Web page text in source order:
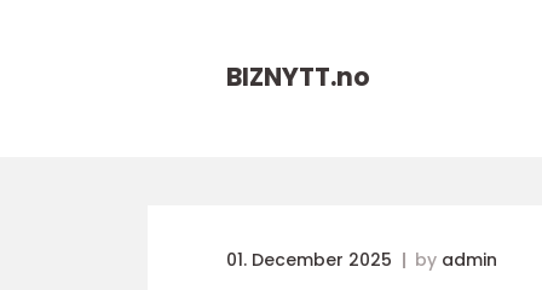
BIZNYTT.no
01. December 2025 by admin